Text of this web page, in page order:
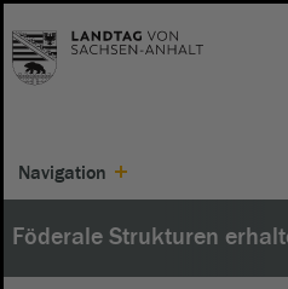
Navigation
Föderale Strukturen